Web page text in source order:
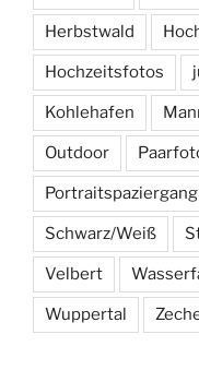
Herbstwald
Hochzeitsfotos
Kohlehafen
Outdoor
Portraitspaziergang
Schwarz/Weiß
Velbert
Wuppertal